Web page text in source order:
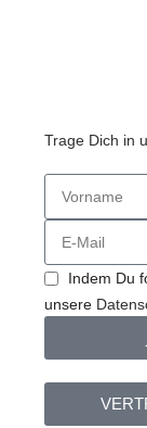
Trage Dich in
Indem Du
unsere